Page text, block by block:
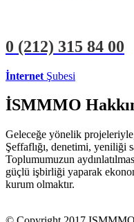
0 (212) 315 84 00
İnternet Şubesi
İSMMMO
Geleceğe yönelik
Şeffaflığı, denetimi, yeniliği
Toplumumuzun
güçlü işbirliği yaparak
kurum olmaktır.